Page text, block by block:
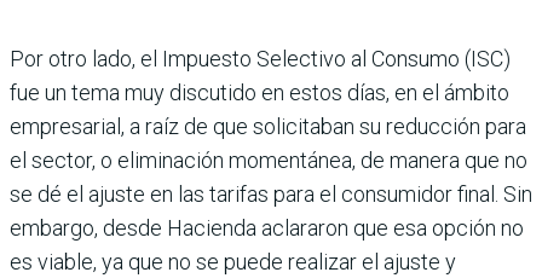
Por otro lado, el Impuesto Selectivo al Consumo (ISC)
fue un tema muy discutido en estos días, en el ámbito
empresarial, a raíz de que solicitaban su reducción para
el sector, o eliminación momentánea, de manera que no
se dé el ajuste en las tari­fas para el consumidor final. Sin
embargo, desde Hacienda aclararon que esa opción no
es viable, ya que no se puede realizar el ajuste y